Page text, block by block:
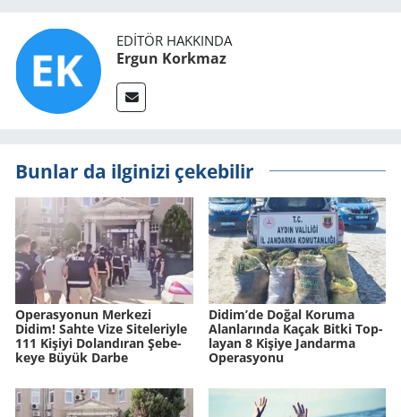
EDITÖR HAKKINDA
Ergun Korkmaz
Bunlar da ilginizi çekebilir
Ope­ras­yo­nun Mer­ke­zi
Didim! Sahte Vize Si­te­le­riy­le
111 Ki­şi­yi Do­lan­dı­ran Şe­be­
ke­ye Büyük Darbe
Didim’de Doğal Ko­ru­ma
Alan­la­rın­da Kaçak Bitki Top­
la­yan 8 Ki­şi­ye Jan­dar­ma
Ope­ras­yo­nu